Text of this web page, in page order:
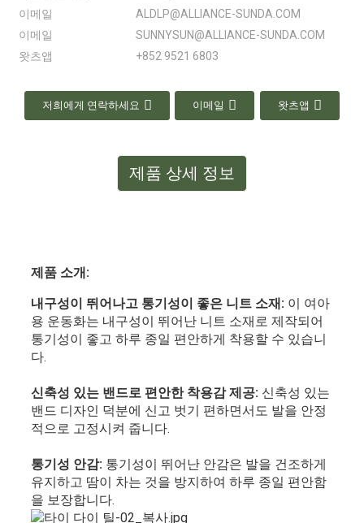
이메일
ALDLP@ALLIANCE-SUNDA.COM
이메일
SUNNYSUN@ALLIANCE-SUNDA.COM
왓츠앱
+852 9521 6803
저희에게 연락하세요 이메일 왓츠앱
제품 상세 정보
제품 소개:
내구성이 뛰어나고 통기성이 좋은 니트 소재:이 여아
용 운동화는 내구성이 뛰어난 니트 소재로 제작되어
통기성이 좋고 하루 종일 편안하게 착용할 수 있습니
다.
신축성 있는 밴드로 편안한 착용감 제공:신축성 있는
밴드 디자인 덕분에 신고 벗기 편하면서도 발을 안정
적으로 고정시켜 줍니다.
통기성 안감: 통기성이 뛰어난 안감은 발을 건조하게
유지하고 땀이 차는 것을 방지하여 하루 종일 편안함
을 보장합니다.